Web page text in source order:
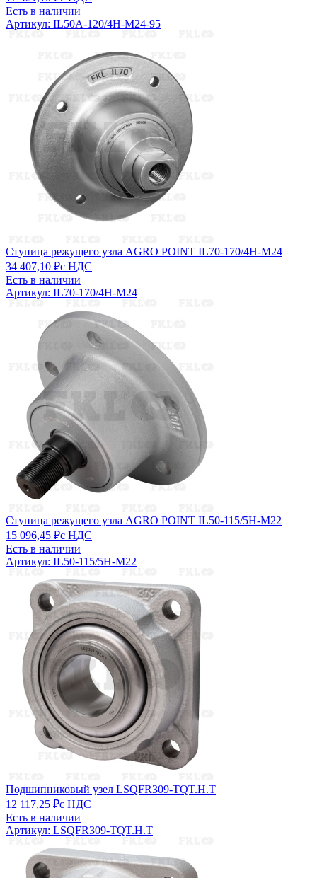
Есть в наличии
Артикул: IL50A-120/4H-M24-95
Ступица режущего узла AGRO POINT IL70-170/4H-M24
34 407,10 ₽с НДС
Есть в наличии
Артикул: IL70-170/4H-M24
Ступица режущего узла AGRO POINT IL50-115/5H-M22
15 096,45 ₽с НДС
Есть в наличии
Артикул: IL50-115/5H-M22
Подшипниковый узел LSQFR309-TQT.H.T
12 117,25 ₽с НДС
Есть в наличии
Артикул: LSQFR309-TQT.H.T